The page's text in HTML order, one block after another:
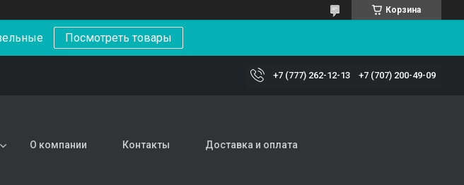
Корзина
Посмотреть товары
+7 (777) 262-12-13 +7 (707) 200-49-09
О компании Контакты Доставка и оплата